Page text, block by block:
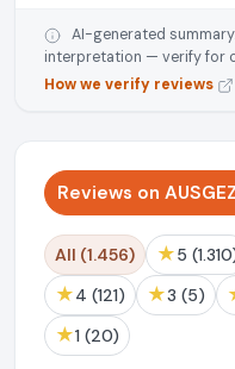
AI-generated
interpretation — verify for
How we verify reviews
Reviews on
All (1.456) ★ 5
★ 4 (121) ★ 3 (5)
★ 1 (20)